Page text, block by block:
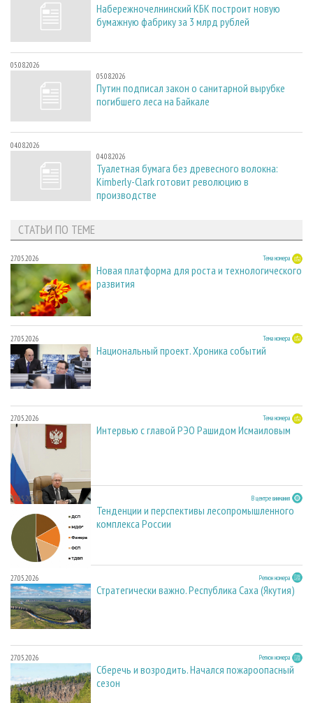
Набережночелнинский КБК построит новую
бумажную фабрику за 3 млрд рублей
05.08.2026
05.08.2026
Путин подписал закон о санитарной вырубке
погибшего леса на Байкале
04.08.2026
04.08.2026
Туалетная бумага без древесного волокна:
Kimberly-Clark готовит революцию в
производстве
СТАТЬИ ПО ТЕМЕ
27.05.2026 Тема номера
Новая платформа для роста и технологического
развития
27.05.2026 Тема номера
Национальный проект. Хроника событий
27.05.2026 Тема номера
Интервью с главой РЭО Рашидом Исмаиловым
27.05.2026 В центре внимания
Тенденции и перспективы лесопромышленного
комплекса России
27.05.2026 Регион номера
Стратегически важно. Республика Саха (Якутия)
27.05.2026 Регион номера
Сберечь и возродить. Начался пожароопасный
сезон